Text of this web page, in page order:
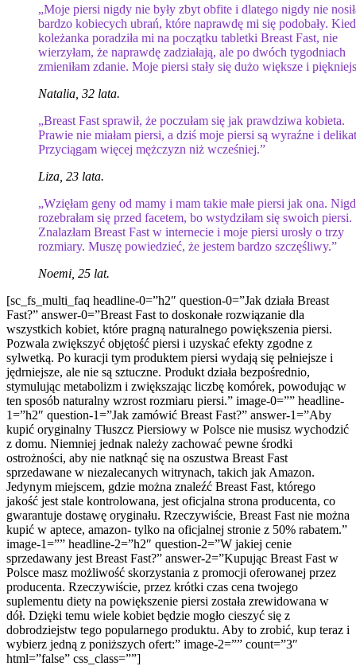
„Moje piersi nigdy nie były zbyt obfite i dlatego nigdy nie
bardzo kobiecych ubrań, które naprawdę mi się podobały.
koleżanka poradziła mi na początku tabletki Breast Fast, nie
wierzyłam, że naprawdę zadziałają, ale po dwóch tygodniach
zmieniłam zdanie. Moje piersi stały się dużo większe i
Natalia, 32 lata.
„Breast Fast sprawił, że poczułam się jak prawdziwa kobieta.
Prawie nie miałam piersi, a dziś moje piersi są wyraźne i
Przyciągam więcej mężczyzn niż wcześniej.”
Liza, 23 lata.
„Wzięłam geny od mamy i mam takie małe piersi jak ona.
rozebrałam się przed facetem, bo wstydziłam się swoich piersi.
Znalazłam Breast Fast w internecie i moje piersi urosły o trzy
rozmiary. Muszę powiedzieć, że jestem bardzo szczęśliwy.”
Noemi, 25 lat.
[sc_fs_multi_faq headline-0=”h2″ question-0=”Jak działa Breast
Fast?” answer-0=”Breast Fast to doskonałe rozwiązanie dla
wszystkich kobiet, które pragną naturalnego powiększenia piersi.
Pozwala zwiększyć objętość piersi i uzyskać efekty zgodne z
sylwetką. Po kuracji tym produktem piersi wydają się pełniejsze i
jędrniejsze, ale nie są sztuczne. Produkt działa bezpośrednio,
stymulując metabolizm i zwiększając liczbę komórek, powodując w
ten sposób naturalny wzrost rozmiaru piersi.” image-0=”” headline-
1=”h2″ question-1=”Jak zamówić Breast Fast?” answer-1=”Aby
kupić oryginalny Tłuszcz Piersiowy w Polsce nie musisz wychodzić
z domu. Niemniej jednak należy zachować pewne środki
ostrożności, aby nie natknąć się na oszustwa Breast Fast
sprzedawane w niezalecanych witrynach, takich jak Amazon.
Jedynym miejscem, gdzie można znaleźć Breast Fast, którego
jakość jest stale kontrolowana, jest oficjalna strona producenta, co
gwarantuje dostawę oryginału. Rzeczywiście, Breast Fast nie można
kupić w aptece, amazon- tylko na oficjalnej stronie z 50% rabatem.”
image-1=”” headline-2=”h2″ question-2=”W jakiej cenie
sprzedawany jest Breast Fast?” answer-2=”Kupując Breast Fast w
Polsce masz możliwość skorzystania z promocji oferowanej przez
producenta. Rzeczywiście, przez krótki czas cena twojego
suplementu diety na powiększenie piersi została zrewidowana w
dół. Dzięki temu wiele kobiet będzie mogło cieszyć się z
dobrodziejstw tego popularnego produktu. Aby to zrobić, kup teraz i
wybierz jedną z poniższych ofert:” image-2=”” count=”3″
html=”false” css_class=””]